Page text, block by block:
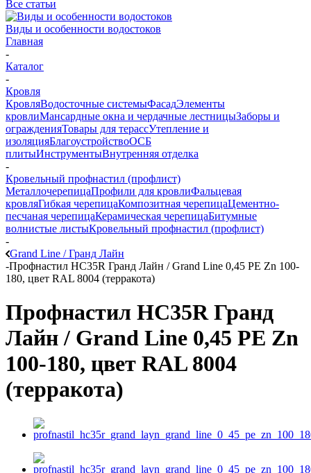
Все статьи
Виды и особенности водостоков
Главная
-
Каталог
-
Кровля
КровляВодосточные системыФасадЭлементы
кровлиМансардные окна и чердачные лестницыЗаборы и
огражденияТовары для терассУтепление и
изоляцияБлагоустройствоОСБ
плитыИнструментыВнутренняя отделка
-
Кровельный профнастил (профлист)
МеталлочерепицаПрофили для кровлиФальцевая
кровляГибкая черепицаКомпозитная черепицаЦементно-
песчаная черепицаКерамическая черепицаБитумные
волнистые листыКровельный профнастил (профлист)
-
Grand Line / Гранд Лайн
-Профнастил HC35R Гранд Лайн / Grand Line 0,45 PE Zn 100-
180, цвет RAL 8004 (терракота)
Профнастил HC35R Гранд
Лайн / Grand Line 0,45 PE Zn
100-180, цвет RAL 8004
(терракота)